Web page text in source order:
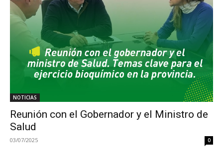
NOTICIAS
Reunión con el Gobernador y el Ministro de
Salud
03/07/2025 0